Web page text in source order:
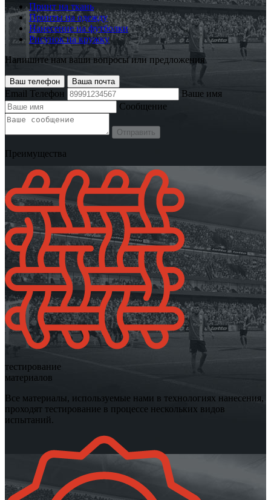
Принт на ткань
Принты на одежду
Нанесение на футболки
Рисунок на кружку
Напишите нам ваши вопросы или предложения
Ваш телефон Ваша почта
Email Телефон
Ваше имя
Сообщение
Отправить
Преимущества
тестирование
материалов
Все материалы, используемые нами в технологиях нанесения,
проходят тестирование в процессе нескольких видов
испытаний.